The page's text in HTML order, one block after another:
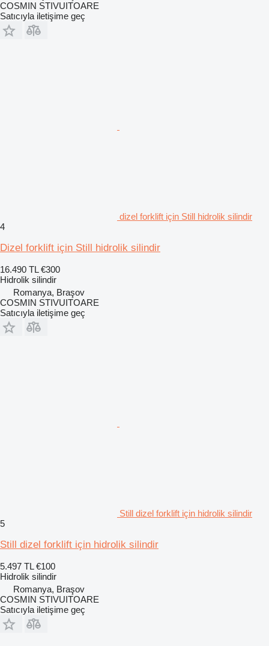
COSMIN STIVUITOARE
Satıcıyla iletişime geç
dizel forklift için Still hidrolik silindir
4
Dizel forklift için Still hidrolik silindir
16.490 TL €300
Hidrolik silindir
Romanya, Braşov
COSMIN STIVUITOARE
Satıcıyla iletişime geç
Still dizel forklift için hidrolik silindir
5
Still dizel forklift için hidrolik silindir
5.497 TL €100
Hidrolik silindir
Romanya, Braşov
COSMIN STIVUITOARE
Satıcıyla iletişime geç